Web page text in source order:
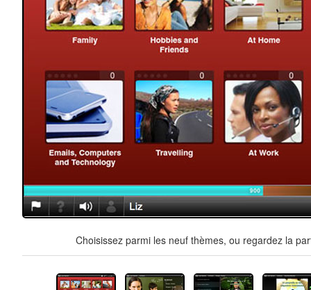
Choisissez parmi les neuf thèmes, ou regardez la